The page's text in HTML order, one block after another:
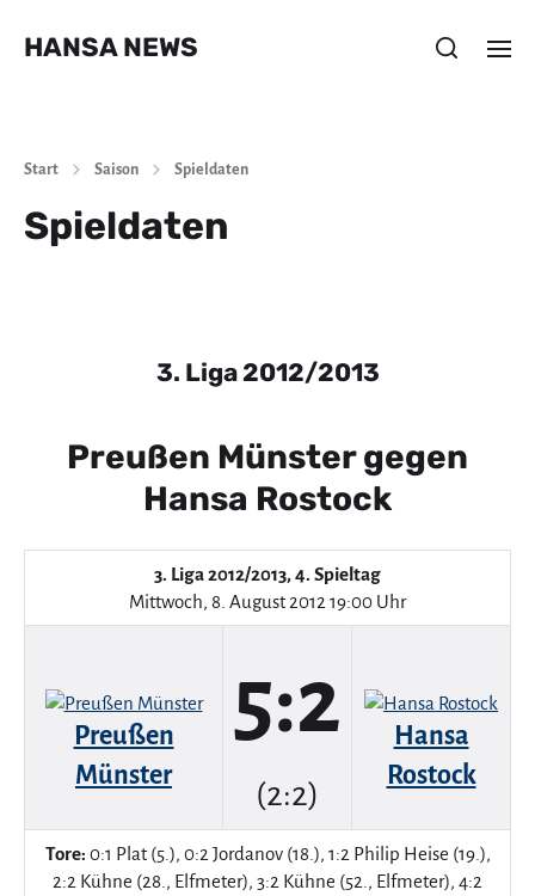
HANSA NEWS
Start Saison Spieldaten
Spieldaten
3. Liga 2012/2013
Preußen Münster gegen
Hansa Rostock
3. Liga 2012/2013, 4. Spieltag
Mittwoch, 8. August 2012 19:00 Uhr
Preußen
Münster
5:2
(2:2)
Hansa
Rostock
Tore: 0:1 Plat (5.), 0:2 Jordanov (18.), 1:2 Philip Heise (19.),
2:2 Kühne (28., Elfmeter), 3:2 Kühne (52., Elfmeter), 4:2